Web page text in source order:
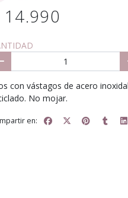
14.990
con vástagos de acero
No mojar.
en: